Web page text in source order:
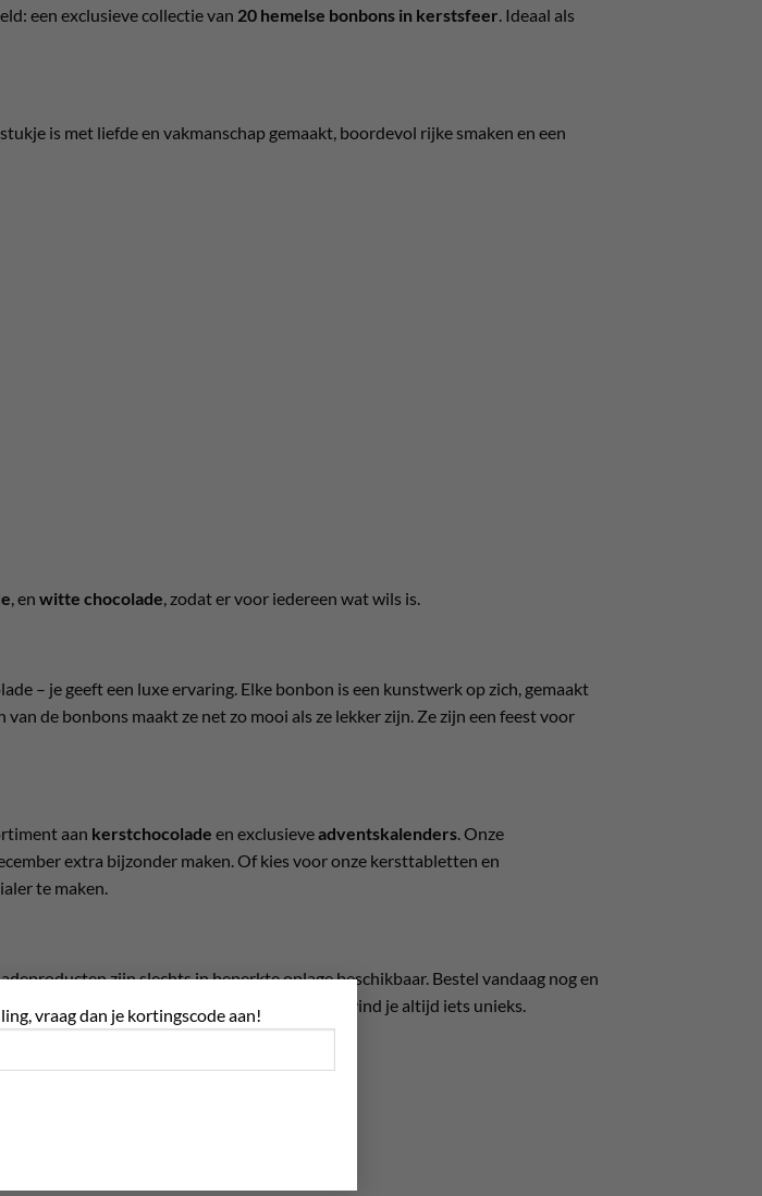
vraag dan je kortingscode aan!
een exclusieve collectie van 20 hemelse bonbons in kerstsfeer. Ideaal als
is met liefde en vakmanschap gemaakt, boordevol rijke smaken en een
, en witte chocolade, zodat er voor iedereen wat wils is.
– je geeft een luxe ervaring. Elke bonbon is een kunstwerk op zich, gemaakt
de bonbons maakt ze net zo mooi als ze lekker zijn. Ze zijn een feest voor
aan kerstchocolade en exclusieveadventskalenders. Onze
extra bijzonder maken. Of kies voor onze kersttabletten en
te maken.
zijn slechts in beperkte oplage beschikbaar. Bestel vandaag nog en
of zelf wilt genieten, bij
vind je altijd iets unieks.